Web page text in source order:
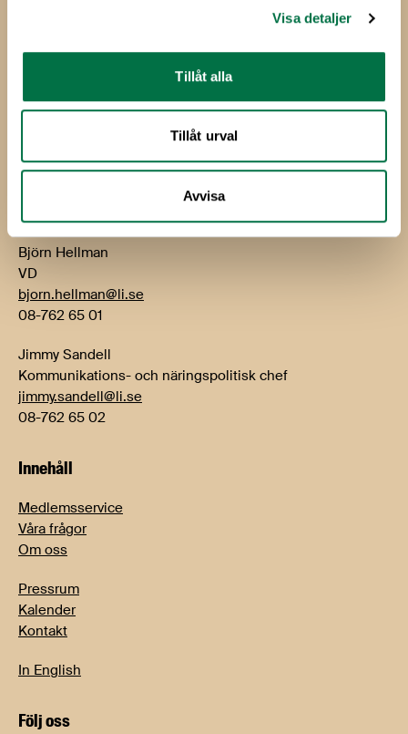
Visa detaljer
Tillåt alla
Tillåt urval
Avvisa
Besök: Storgatan 19
Telefon: 08-762 65 00
Björn Hellman
VD
bjorn.hellman@li.se
08-762 65 01
Jimmy Sandell
Kommunikations- och näringspolitisk chef
jimmy.sandell@li.se
08-762 65 02
Innehåll
Medlemsservice
Våra frågor
Om oss
Pressrum
Kalender
Kontakt
In English
Följ oss